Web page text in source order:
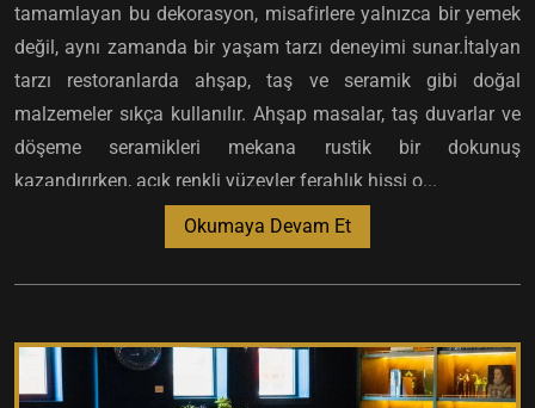
tamamlayan bu dekorasyon, misafirlere yalnızca bir yemek
değil, aynı zamanda bir yaşam tarzı deneyimi sunar.İtalyan
tarzı restoranlarda ahşap, taş ve seramik gibi doğal
malzemeler sıkça kullanılır. Ahşap masalar, taş duvarlar ve
döşeme seramikleri mekana rustik bir dokunuş
kazandırırken, açık renkli yüzeyler ferahlık hissi o...
Okumaya Devam Et